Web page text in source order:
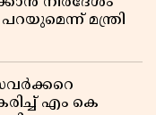
മന്ത്രി
എം കെ